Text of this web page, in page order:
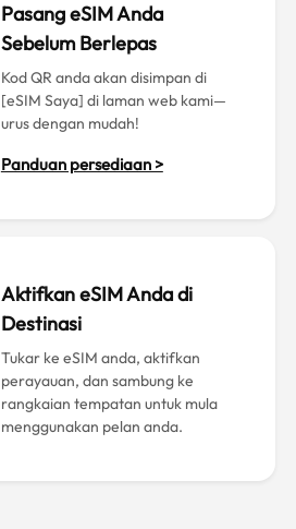
Pasang eSIM Anda
Sebelum Berlepas
Kod QR anda akan disimpan di
[eSIM Saya] di laman web kami—
urus dengan mudah!
Panduan persediaan >
Aktifkan eSIM Anda di
Destinasi
Tukar ke eSIM anda, aktifkan
perayauan, dan sambung ke
rangkaian tempatan untuk mula
menggunakan pelan anda.